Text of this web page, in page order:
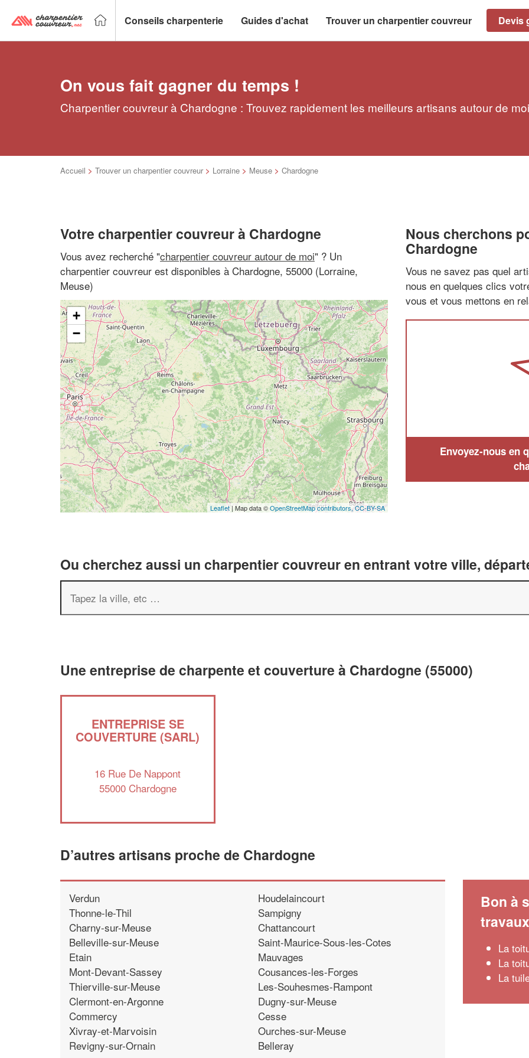
Conseils charpenterie Guides d'achat Trouver un charpentier couvreur Devis
On vous fait gagner du temps !
Charpentier couvreur à Chardogne : Trouvez rapidement les meilleurs artisans autour de moi
Accueil > Trouver un charpentier couvreur > Lorraine > Meuse > Chardogne
Votre charpentier couvreur à Chardogne
Vous avez recherché "charpentier couvreur autour de moi" ? Un
charpentier couvreur est disponibles à Chardogne, 55000 (Lorraine,
Meuse)
+
−
Leaflet | Map data ©OpenStreetMap contributors,CC-BY-SA
Nous cherchons
Chardogne
Vous ne savez pas quel
nous en quelques clics
vous et vous mettons en
Envoyez-nous en
Ou cherchez aussi un charpentier couvreur en entrant votre ville,
Une entreprise de charpente et couverture à Chardogne (55000)
ENTREPRISE SE
COUVERTURE (SARL)
16 Rue De Nappont
55000 Chardogne
D’autres artisans proche de Chardogne
Verdun
Thonne-le-Thil
Charny-sur-Meuse
Belleville-sur-Meuse
Etain
Mont-Devant-Sassey
Thierville-sur-Meuse
Clermont-en-Argonne
Commercy
Xivray-et-Marvoisin
Revigny-sur-Ornain
Houdelaincourt
Sampigny
Chattancourt
Saint-Maurice-Sous-les-Cotes
Mauvages
Cousances-les-Forges
Les-Souhesmes-Rampont
Dugny-sur-Meuse
Cesse
Ourches-sur-Meuse
Belleray
Bon à
travaux
La
La
La